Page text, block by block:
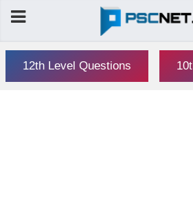
12th Level Questions